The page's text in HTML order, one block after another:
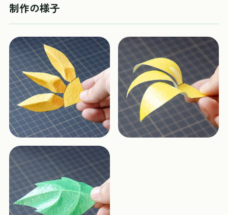
制作の様子